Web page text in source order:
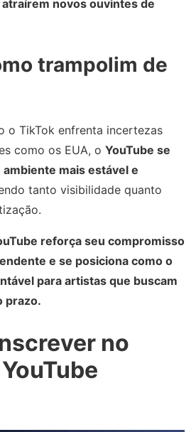
atraírem novos ouvintes de
trampolim de
o TikTok enfrenta incertezas
como os EUA, o YouTube se
mais estável e
tanto visibilidade quanto
reforça seu compromisso
e se posiciona como o
para artistas que buscam
prazo.
no